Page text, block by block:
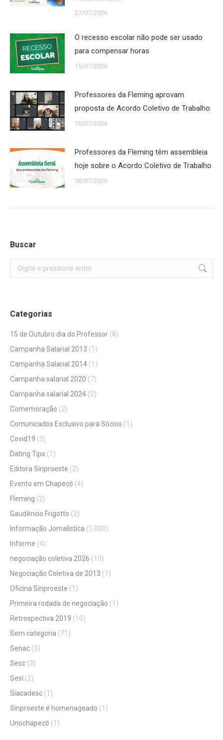
27/07/2026
O recesso escolar não pode ser usado
para compensar horas
15/07/2026
Professores da Fleming aprovam
proposta de Acordo Coletivo de Trabalho
10/07/2026
Professores da Fleming têm assembleia
hoje sobre o Acordo Coletivo de Trabalho
06/07/2026
Buscar
Search:
Categorias
15 de Outubro dia do Professor (8)
Campanha Salarial 2013 (1)
Campanha Salarial 2014 (1)
Campanha salarial 2020 (7)
Campanha salarial 2024 (2)
Comemoração (2)
Comunicados Exclusivo para Sócios (1)
Covid19 (3)
Dating Tips (1)
Editora Sinproeste (2)
Evento em Chapecó (4)
Fleming (2)
Gaudêncio Frigotto (2)
Informação Jornalística (1.005)
Informe (4)
negociação coletiva 2026 (10)
Negociação Coletiva de 2013 (1)
Oficina Sinproeste (1)
Primeira rodada de negociação (1)
Retrospectiva 2019 (10)
Sem categoria (71)
Senac (3)
Sesc (3)
Sesi (2)
Siacadesc (1)
Sinproeste é homenageado (1)
Unochapecó (1)